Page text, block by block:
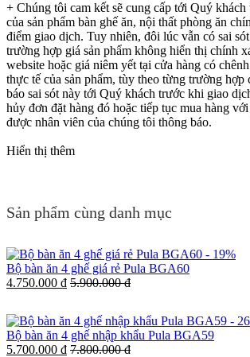
+ Chúng tôi cam kết sẽ cung cấp tới Quý khách
của sản phẩm bàn ghế ăn, nội thất phòng ăn
điểm giao dịch. Tuy nhiên, đôi lúc vẫn có sai
trường hợp giá sản phẩm không hiển thị chính
website hoặc giá niêm yết tại cửa hàng có
thực tế của sản phẩm, tùy theo từng trường hợp
báo sai sót này tới Quý khách trước khi giao
hủy đơn đặt hàng đó hoặc tiếp tục mua hàng
được nhân viên của chúng tôi thông báo.
Hiển thị thêm
Sản phẩm cùng danh mục
- 19%
Bộ bàn ăn 4 ghế giá rẻ Pula BGA60
4.750.000 đ 5.900.000 đ
-
Bộ bàn ăn 4 ghế nhập khẩu Pula BGA59
5.700.000 đ 7.800.000 đ